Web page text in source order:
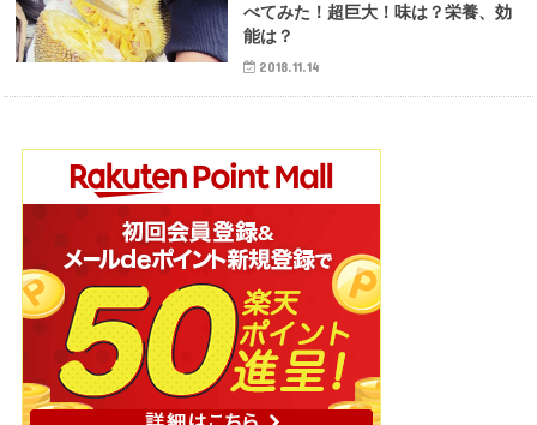
べてみた！超巨大！味は？栄養、効
能は？
2018.11.14